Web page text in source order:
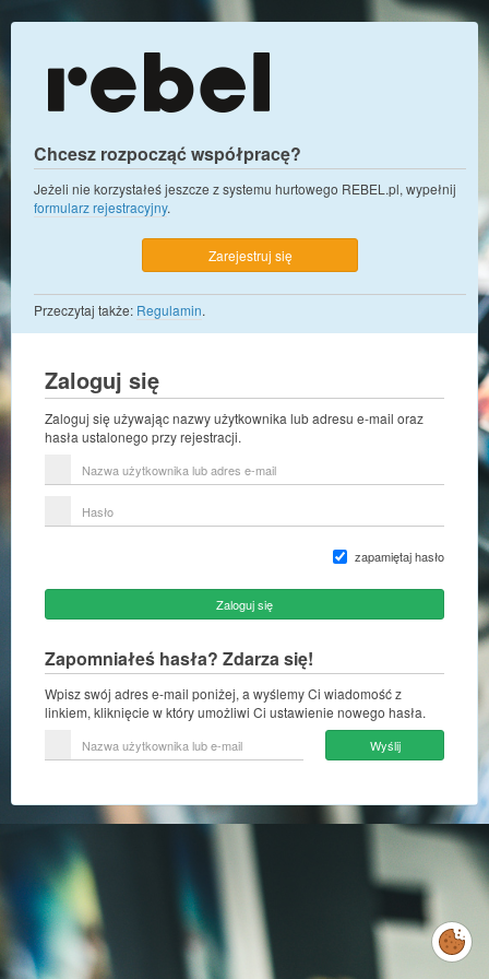
Chcesz rozpocząć współpracę?
Jeżeli nie korzystałeś jeszcze z systemu hurtowego REBEL.pl, wypełnij
formularz rejestracyjny.
Zarejestruj się
Przeczytaj także: Regulamin.
Zaloguj się
Zaloguj się używając nazwy użytkownika lub adresu e-mail oraz
hasła ustalonego przy rejestracji.
użytkownika
e-
zapamiętaj hasło
Zaloguj się
Zapomniałeś hasła? Zdarza się!
Wpisz swój adres e-mail poniżej, a wyślemy Ci wiadomość z
linkiem, kliknięcie w który umożliwi Ci ustawienie nowego hasła.
użytkownika
mail
Wyślij
Zarządzaj
preferencjami
cookies